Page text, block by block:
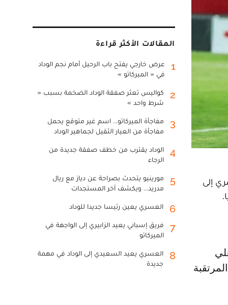
إلى
المقالات الأكثر قراءة
1
عرض خارجي يفتح باب الرحيل أمام نجم الوداد
في « الميركاتو »
2
كواليس تعثر صفقة الوداد الضخمة بسبب «
شرط واحد »
3
مفاجأة الميركاتو... اسم غير متوقع يحمل
مفاجأة من العيار الثقيل لجماهير الوداد
4
الوداد يقترب من خطف صفقة جديدة من
الرجاء
5
مورينيو يتحدث بصراحة عن دياز مع ريال
مدريد... ويكشف آخر المستجدات
6 العسري يعين رئيسا جديدا للوداد
7
فريق إسباني يعيد الزابيري إلى الواجهة في
الميركاتو
8
العسري يعيد السعيدي إلى الوداد في مهمة
جديدة